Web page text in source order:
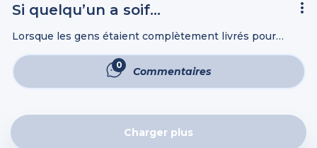
Si quelqu’un a soif…
Lorsque les gens étaient complètement livrés pour
quelqu’un a soif, qu’il vienne à Moi, et qu’il boive. Celui qui
...
0 Commentaires
Charger plus